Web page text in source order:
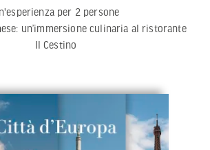
per 2 persone
un’immersione culinaria al ristorante
Il Cestino